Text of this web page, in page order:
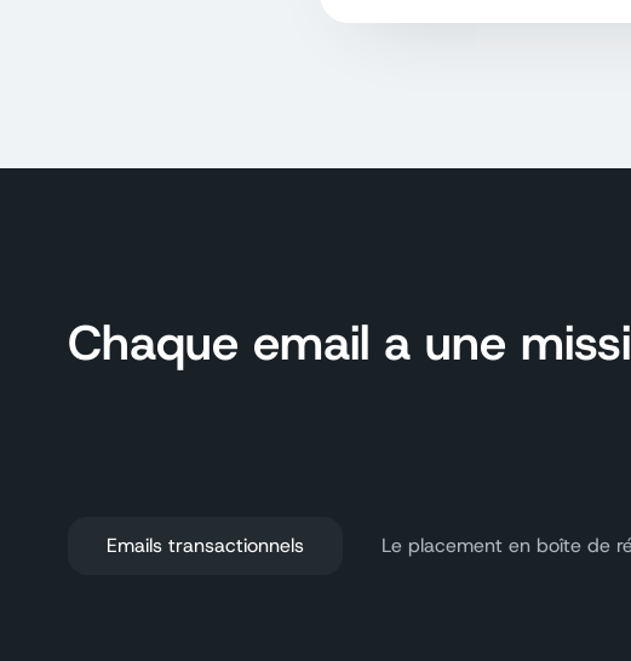
Chaque email a une
Emails transactionnels Le placement en boîte de